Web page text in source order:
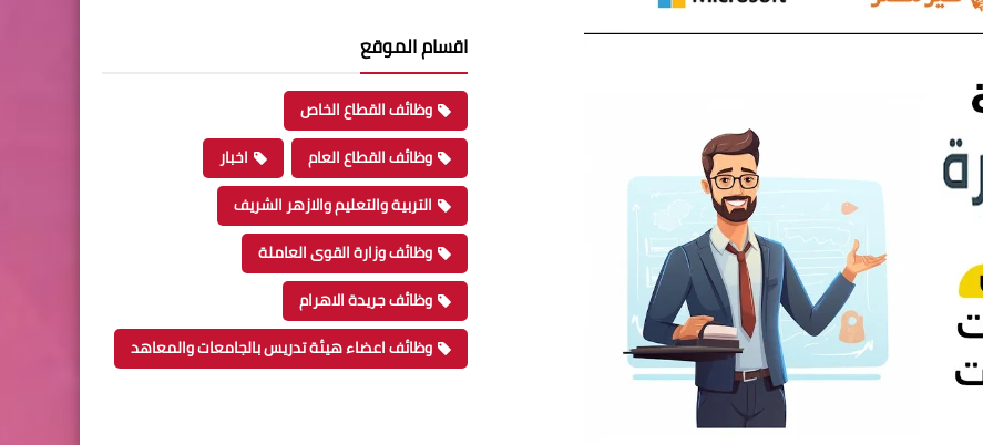
اقسام الموقع
وظائف القطاع الخاص
وظائف القطاع العام
اخبار
التربية والتعليم والازهر الشريف
وظائف وزارة القوى العاملة
وظائف جريدة الاهرام
وظائف اعضاء هيئة تدريس بالجامعات والمعاهد